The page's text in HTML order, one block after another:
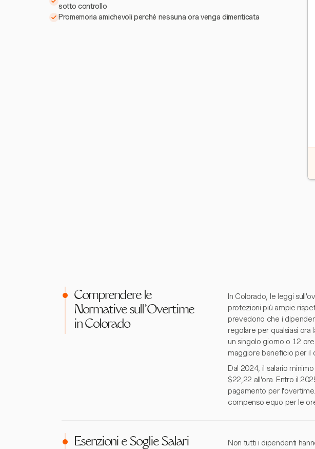
sotto controllo
Promemoria amichevoli perché nessuna ora venga dimenticata
Comprendere le
Normative sull'Overtime
in Colorado
In Colorado, le leggi
protezioni più ampie
prevedono che i
regolare per qualsiasi
un singolo giorno o 12
maggiore beneficio per il
Dal 2024, il salario
$22,22 all'ora. Entro il
pagamento per
compenso equo per le
Esenzioni e Soglie Salari
Non tutti i dipendenti